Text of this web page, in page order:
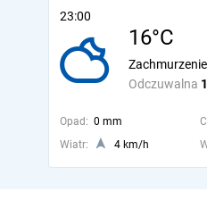
23:00
16°C
Odczuwalna
Opad: 0 mm
Wiatr:
4 km/h